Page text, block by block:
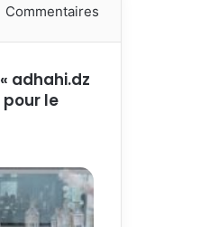
Commentaires
adhahi.dz
le